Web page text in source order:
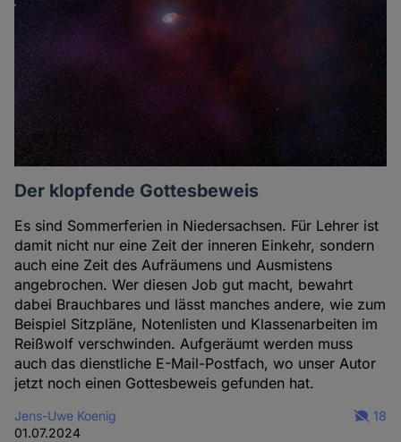
Der klopfende Gottesbeweis
Es sind Sommerferien in Niedersachsen. Für Lehrer ist
damit nicht nur eine Zeit der inneren Einkehr, sondern
auch eine Zeit des Aufräumens und Ausmistens
angebrochen. Wer diesen Job gut macht, bewahrt
dabei Brauchbares und lässt manches andere, wie zum
Beispiel Sitzpläne, Notenlisten und Klassenarbeiten im
Reißwolf verschwinden. Aufgeräumt werden muss
auch das dienstliche E-Mail-Postfach, wo unser Autor
jetzt noch einen Gottesbeweis gefunden hat.
Jens-Uwe Koenig
01.07.2024
18